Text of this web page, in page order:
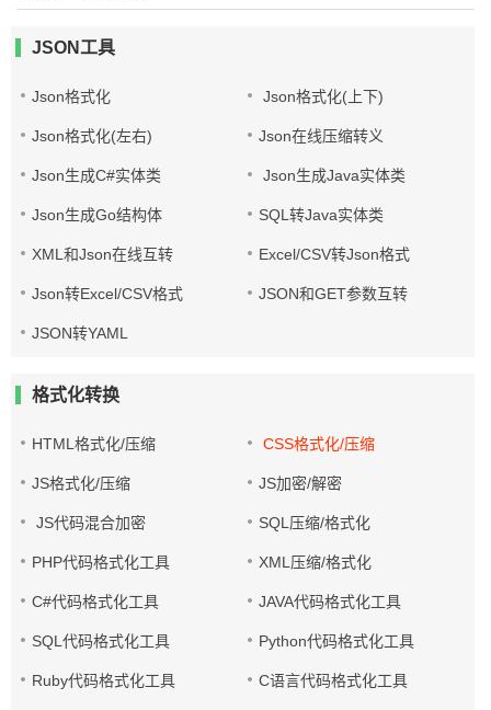
JSON工具
Json格式化 Json格式化(上下)
Json格式化(左右) Json在线压缩转义
Json生成C#实体类 Json生成Java实体类
Json生成Go结构体 SQL转Java实体类
XML和Json在线互转 Excel/CSV转Json格式
Json转Excel/CSV格式 JSON和GET参数互转
JSON转YAML
格式化转换
HTML格式化/压缩 CSS格式化/压缩
JS格式化/压缩 JS加密/解密
JS代码混合加密 SQL压缩/格式化
PHP代码格式化工具 XML压缩/格式化
C#代码格式化工具 JAVA代码格式化工具
SQL代码格式化工具 Python代码格式化工具
Ruby代码格式化工具 C语言代码格式化工具